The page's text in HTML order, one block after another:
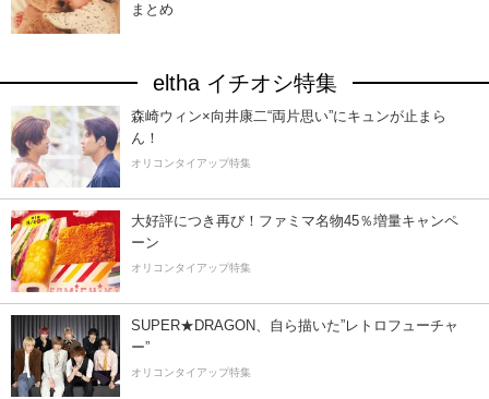
まとめ
eltha イチオシ特集
森崎ウィン×向井康二“両片思い”にキュンが止まら
ん！
オリコンタイアップ特集
大好評につき再び！ファミマ名物45％増量キャンペ
ーン
オリコンタイアップ特集
SUPER★DRAGON、自ら描いた”レトロフューチャ
ー”
オリコンタイアップ特集